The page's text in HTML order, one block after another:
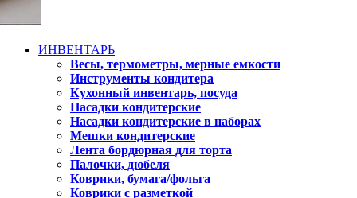
ИНВЕНТАРЬ
Весы, термометры, мерные емкости
Инструменты кондитера
Кухонный инвентарь, посуда
Насадки кондитерские
Насадки кондитерские в наборах
Мешки кондитерские
Лента бордюрная для торта
Палочки, дюбеля
Коврики, бумага/фольга
Коврики с разметкой